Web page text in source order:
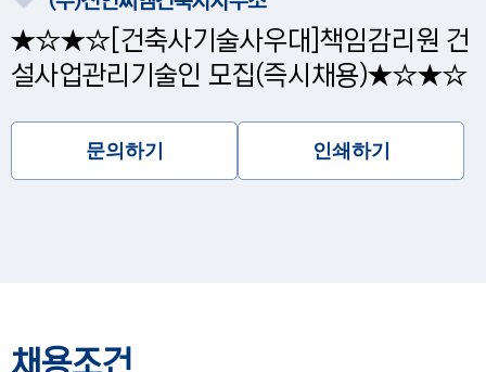
★☆★☆[건축사기술사우대]책임감리원 건
설사업관리기술인 모집(즉시채용)★☆★☆
문의하기 인쇄하기